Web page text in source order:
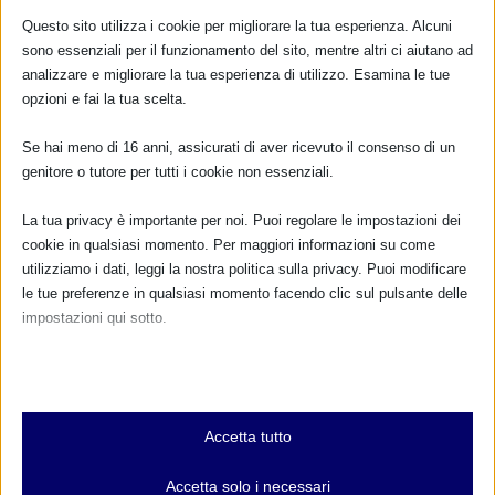
RIMANI AGGIORNATO
Nome:
Cognome:
Indirizzo email:
Leggi qui l'informativa sulla privacy
Questo sito utilizza i cookie per migliorare la tua esperienza. Alcuni
sono essenziali per il funzionamento del sito, mentre altri ci aiutano ad
analizzare e migliorare la tua esperienza di utilizzo. Esamina le tue
opzioni e fai la tua scelta.
Se hai meno di 16 anni, assicurati di aver ricevuto il consenso di un
genitore o tutore per tutti i cookie non essenziali.
La tua privacy è importante per noi. Puoi regolare le impostazioni dei
cookie in qualsiasi momento. Per maggiori informazioni su come
utilizziamo i dati, leggi la nostra politica sulla privacy. Puoi modificare
le tue preferenze in qualsiasi momento facendo clic sul pulsante delle
impostazioni qui sotto.
Essenziali
I cookie e i servizi essenziali abilitano le funzioni di base e sono
Accetta tutto
Accetta solo i necessari